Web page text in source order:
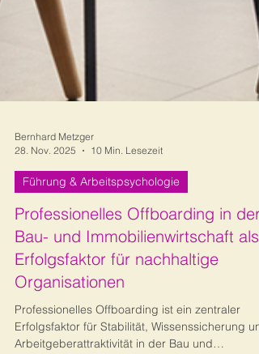
Bernhard Metzger
28. Nov. 2025
10 Min. Lesezeit
Führung & Arbeitspsychologie
Professionelles Offboarding in der
Bau- und Immobilienwirtschaft als
Erfolgsfaktor für nachhaltige
Organisationen